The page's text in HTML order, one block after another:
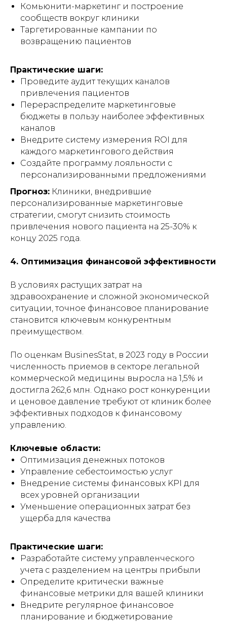
Комьюнити-маркетинг и построение
сообществ вокруг клиники
Таргетированные кампании по
возвращению пациентов
Практические шаги:
Проведите аудит текущих каналов
привлечения пациентов
Перераспределите маркетинговые
бюджеты в пользу наиболее эффективных
каналов
Внедрите систему измерения ROI для
каждого маркетингового действия
Создайте программу лояльности с
персонализированными предложениями
Прогноз: Клиники, внедрившие
персонализированные маркетинговые
стратегии, смогут снизить стоимость
привлечения нового пациента на 25-30% к
концу 2025 года.
4. Оптимизация финансовой эффективности
В условиях растущих затрат на
здравоохранение и сложной экономической
ситуации, точное финансовое планирование
становится ключевым конкурентным
преимуществом.
По оценкам BusinesStat, в 2023 году в России
численность приемов в секторе легальной
коммерческой медицины выросла на 1,5% и
достигла 262,6 млн. Однако рост конкуренции
и ценовое давление требуют от клиник более
эффективных подходов к финансовому
управлению.
Ключевые области:
Оптимизация денежных потоков
Управление себестоимостью услуг
Внедрение системы финансовых KPI для
всех уровней организации
Уменьшение операционных затрат без
ущерба для качества
Практические шаги:
Разработайте систему управленческого
учета с разделением на центры прибыли
Определите критически важные
финансовые метрики для вашей клиники
Внедрите регулярное финансовое
планирование и бюджетирование